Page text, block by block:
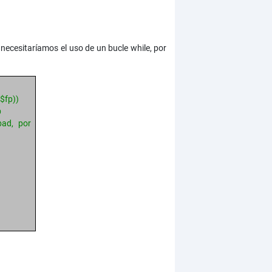
el uso de un bucle while, por
por